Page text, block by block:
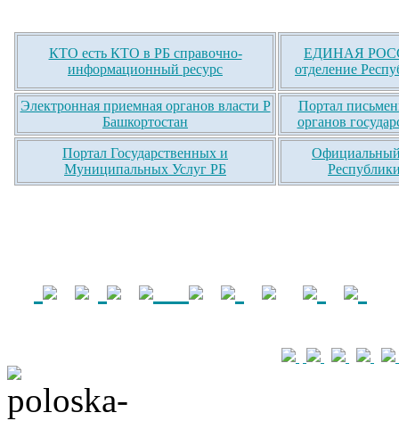
КТО есть КТО в РБ справочно-
информационный ресурс
ЕДИНАЯ
отделение
Электронная приемная органов власти Р
Башкортостан
Портал
органов
Портал Государственных и
Муниципальных Услуг РБ
Официальный